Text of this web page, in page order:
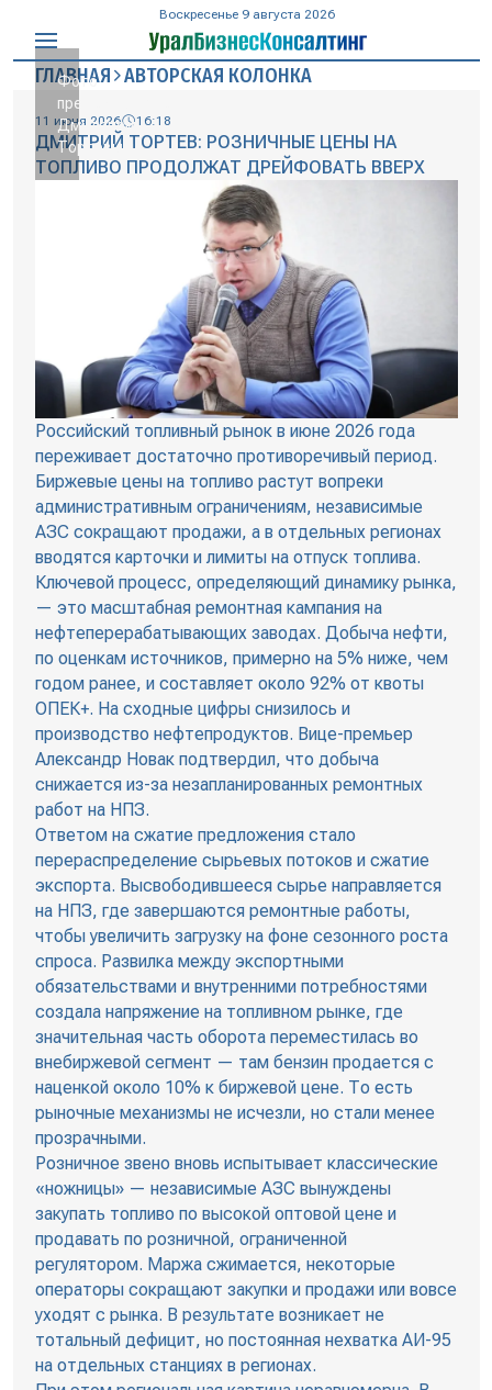
Воскресенье 9 августа 2026
ГЛАВНАЯ АВТОРСКАЯ КОЛОНКА
11 июня 2026 16:18
ДМИТРИЙ ТОРТЕВ: РОЗНИЧНЫЕ ЦЕНЫ НА
ТОПЛИВО ПРОДОЛЖАТ ДРЕЙФОВАТЬ ВВЕРХ
Фото
предоставлено
Дмитрием
Тортевым
Российский топливный рынок в июне 2026 года
переживает достаточно противоречивый период.
Биржевые цены на топливо растут вопреки
административным ограничениям, независимые
АЗС сокращают продажи, а в отдельных регионах
вводятся карточки и лимиты на отпуск топлива.
Ключевой процесс, определяющий динамику рынка,
— это масштабная ремонтная кампания на
нефтеперерабатывающих заводах. Добыча нефти,
по оценкам источников, примерно на 5% ниже, чем
годом ранее, и составляет около 92% от квоты
ОПЕК+. На сходные цифры снизилось и
производство нефтепродуктов. Вице-премьер
Александр Новак подтвердил, что добыча
снижается из-за незапланированных ремонтных
работ на НПЗ.
Ответом на сжатие предложения стало
перераспределение сырьевых потоков и сжатие
экспорта. Высвободившееся сырье направляется
на НПЗ, где завершаются ремонтные работы,
чтобы увеличить загрузку на фоне сезонного роста
спроса. Развилка между экспортными
обязательствами и внутренними потребностями
создала напряжение на топливном рынке, где
значительная часть оборота переместилась во
внебиржевой сегмент — там бензин продается с
наценкой около 10% к биржевой цене. То есть
рыночные механизмы не исчезли, но стали менее
прозрачными.
Розничное звено вновь испытывает классические
«ножницы» — независимые АЗС вынуждены
закупать топливо по высокой оптовой цене и
продавать по розничной, ограниченной
регулятором. Маржа сжимается, некоторые
операторы сокращают закупки и продажи или вовсе
уходят с рынка. В результате возникает не
тотальный дефицит, но постоянная нехватка АИ-95
на отдельных станциях в регионах.